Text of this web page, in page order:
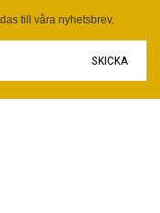
till våra nyhetsbrev.
SKICKA